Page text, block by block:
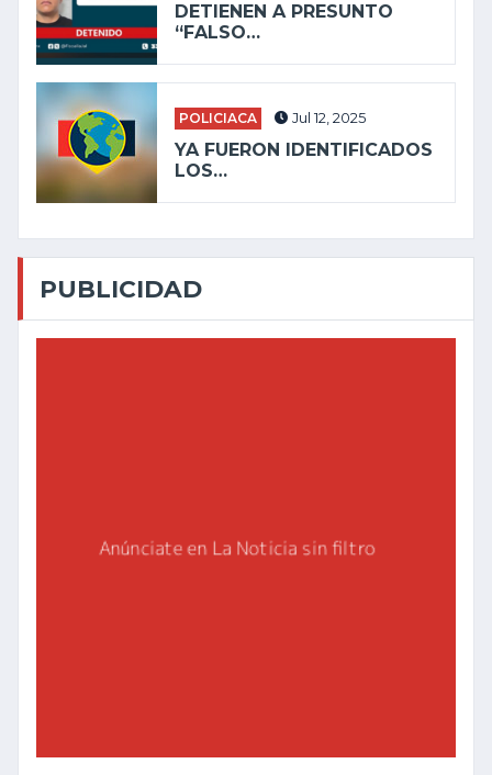
DETIENEN A PRESUNTO
“FALSO…
POLICIACA Jul 12, 2025
YA FUERON IDENTIFICADOS
LOS…
PUBLICIDAD